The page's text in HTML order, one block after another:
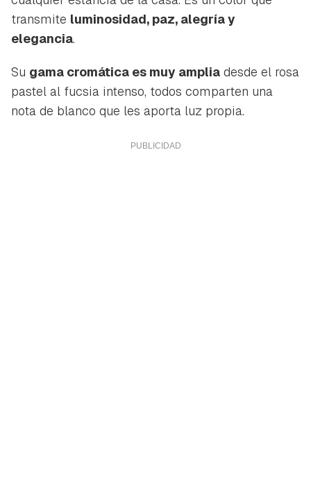
transmite luminosidad, paz, alegría y
elegancia.
Su gama cromática es muy amplia desde el rosa
pastel al fucsia intenso, todos comparten una
nota de blanco que les aporta luz propia.